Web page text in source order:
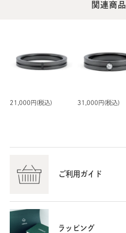
関連商品
21,000円(税込) 31,000円(税込)
ご利用ガイド
ラッピング